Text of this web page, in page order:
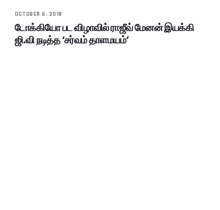
OCTOBER 6, 2018
டோக்கியோ பட விழாவில் ராஜீவ் மேனன் இயக்கி
ஜி.வி நடித்த ‘சர்வம் தாளமயம்’